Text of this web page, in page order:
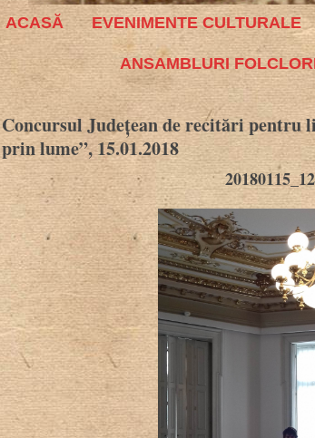
ACASĂ EVENIMENTE CULTURALE
ANSAMBLURI
Concursul Județean de recitări pentru
prin lume”, 15.01.2018